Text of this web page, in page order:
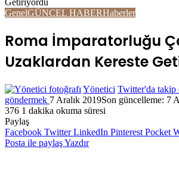
Getiriyordu
GenelGÜNCEL HABERHaberler
Roma İmparatorluğu
Uzaklardan Kereste
Yönetici Twitter'da takip
göndermek 7 Aralık 2019Son güncelleme: 7
376 1 dakika okuma süresi
Paylaş
Facebook Twitter LinkedIn Pinterest Pocket
Posta ile paylaşYazdır